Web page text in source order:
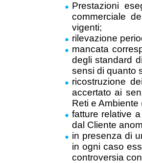
Prestazioni
commerciale
vigenti;
rilevazione
mancata
degli standard
sensi di quanto
ricostruzione
accertato ai
Reti e Ambiente
fatture relative
dal Cliente
in presenza di
in ogni caso
controversia